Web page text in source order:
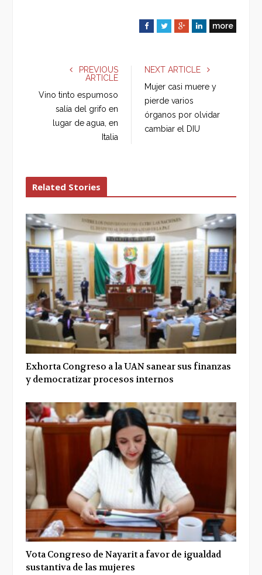
F
e
o
k
T
r
G
g
+
L
n
more
PREVIOUS
ARTICLE
Vino tinto espumoso
salía del grifo en
lugar de agua, en
Italia
NEXT ARTICLE
Mujer casi muere y
pierde varios
órganos por olvidar
cambiar el DIU
Related Stories
Exhorta Congreso a la UAN sanear sus finanzas
y democratizar procesos internos
Vota Congreso de Nayarit a favor de igualdad
sustantiva de las mujeres